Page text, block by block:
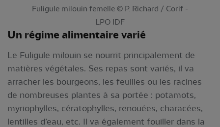
Fuligule milouin femelle © P. Richard / Corif -
LPO IDF
Un régime alimentaire varié
Le Fuligule milouin se nourrit principalement de
matières végétales. Ses repas sont variés, il va
arracher les bourgeons, les feuilles ou les racines
de nombreuses plantes à sa portée : potamots,
myriophylles, cératophylles, renouées, characées,
lentilles d’eau, etc. Il va également fouiller dans la